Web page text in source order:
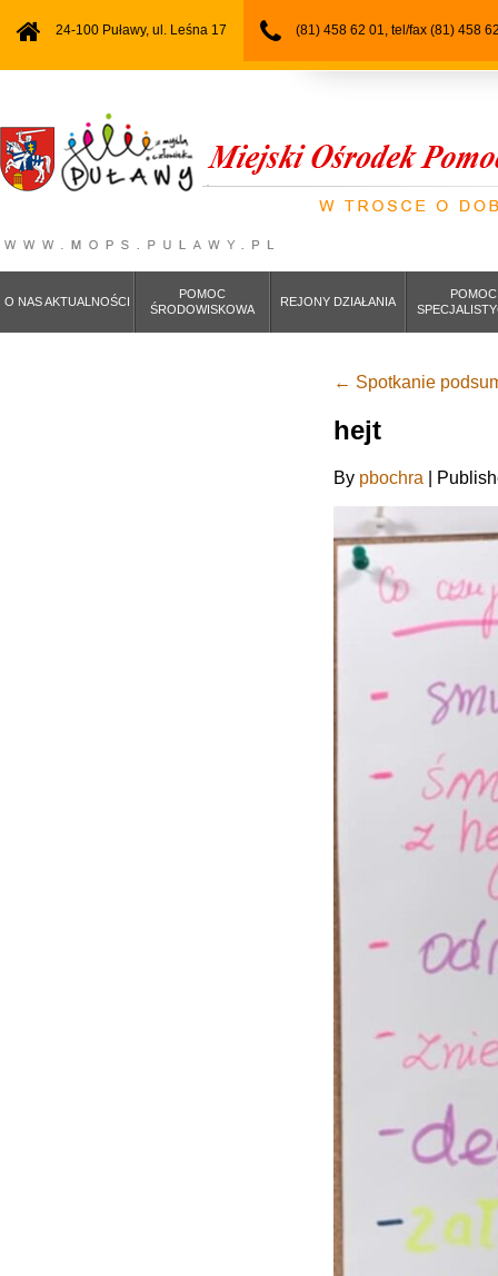
24-100 Puławy, ul. Leśna 17 (81) 458 62 01, tel/fax (81) 458
O NAS AKTUALNOŚCI
POMOC
ŚRODOWISKOWA
REJONY DZIAŁANIA
POMOC
← Spotkanie
hejt
By pbochra